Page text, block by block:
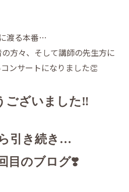
渡る本番…
方々、そして講師の先生方に
ンサートになりました👏
ございました‼️
引き続き…
目のブログ❣️